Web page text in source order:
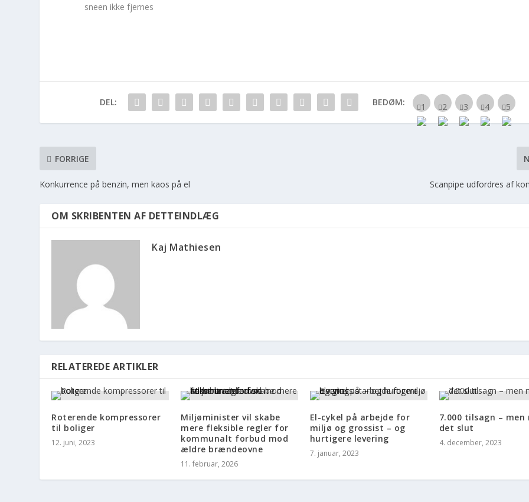
sneen ikke fjernes
DEL: BEDØM:
FORRIGE
Konkurrence på benzin, men kaos på el Scanpipe udfordres af
OM SKRIBENTEN AF DETTEINDLÆG
Kaj Mathiesen
RELATEREDE ARTIKLER
Roterende kompressorer
til boliger
12. juni, 2023
Miljøminister vil skabe
mere fleksible regler for
kommunalt forbud mod
ældre brændeovne
11. februar, 2026
El-cykel på arbejde for
miljø og grossist – og
hurtigere levering
7. januar, 2023
7.000 tilsagn – men
det slut
4. december, 2023